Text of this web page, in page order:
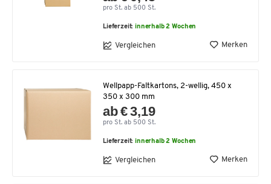
pro St. ab 500 St.
Lieferzeit:innerhalb 2 Wochen
Vergleichen Merken
Wellpapp-Faltkartons, 2-wellig, 450 x
350 x 300 mm
ab € 3,19
pro St. ab 500 St.
Lieferzeit:innerhalb 2 Wochen
Vergleichen Merken